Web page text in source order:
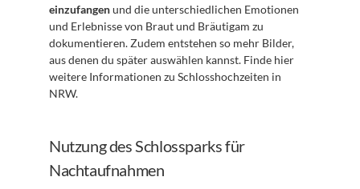
einzufangen und die unterschiedlichen Emotionen
und Erlebnisse von Braut und Bräutigam zu
dokumentieren. Zudem entstehen so mehr Bilder,
aus denen du später auswählen kannst. Finde hier
weitere Informationen zu Schlosshochzeiten in
NRW.
Nutzung des Schlossparks für
Nachtaufnahmen